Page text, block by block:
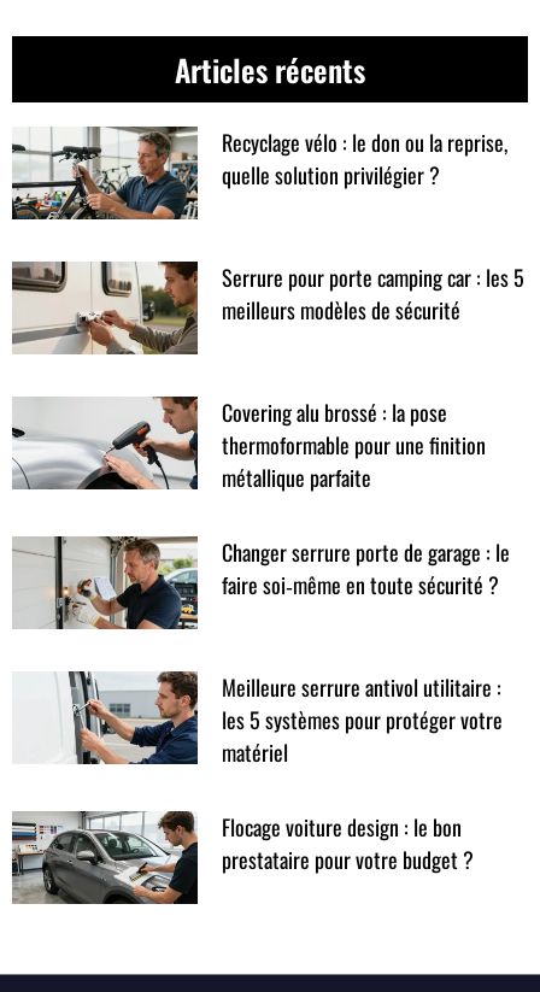
Articles récents
Recyclage vélo : le don ou la reprise,
quelle solution privilégier ?
Serrure pour porte camping car : les 5
meilleurs modèles de sécurité
Covering alu brossé : la pose
thermoformable pour une finition
métallique parfaite
Changer serrure porte de garage : le
faire soi‑même en toute sécurité ?
Meilleure serrure antivol utilitaire :
les 5 systèmes pour protéger votre
matériel
Flocage voiture design : le bon
prestataire pour votre budget ?